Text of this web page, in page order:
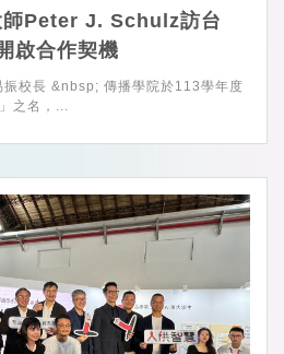
師Peter J. Schulz訪台
啟合作契機
113學年度
之名，...